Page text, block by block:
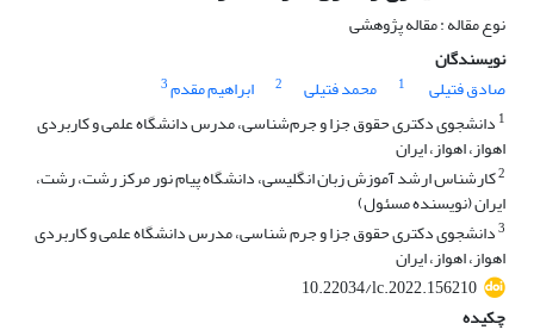
نوع مقاله : مقاله پژوهشی
نویسندگان
صادق فتیلی
1 محمد فتیلی 2 ابراهیم مقدم3
1 دانشجوی دکتری حقوق جزا و جرم‌شناسی، مدرس دانشگاه علمی و کاربردی
اهواز، اهواز، ایران
2کارشناس ارشد آموزش زبان انگلیسی، دانشگاه پیام نور مرکز رشت، رشت،
ایران (نویسنده مسئول)
3دانشجوی دکتری حقوق جزا و جرم شناسی، مدرس دانشگاه علمی و کاربردی
اهواز، اهواز، ایران
10.22034/lc.2022.156210
چکیده